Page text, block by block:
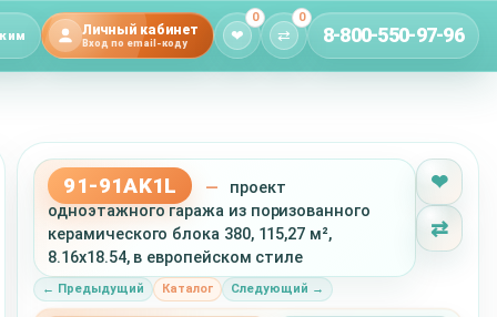
Личный кабинет
Вход по email-коду ❤
0
⇄
0
8-800-550-97-96
91-91AK1L —
проект
одноэтажного гаража из поризованного
керамического блока 380, 115,27 м²,
8.16x18.54, в европейском стиле
← Предыдущий Каталог Следующий →
❤
⇄